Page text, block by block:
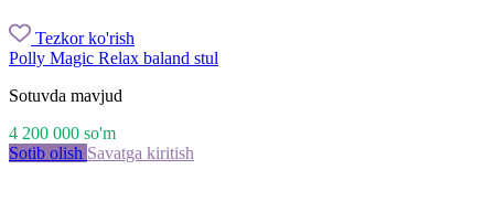
Tezkor ko'rish
Polly Magic Relax baland stul
Sotuvda mavjud
4 200 000 so'm
Sotib olish Savatga kiritish